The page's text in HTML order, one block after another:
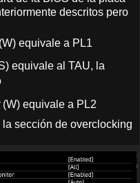
descritos pero
equivale a PL1
equivale al TAU, la
(W) equivale a PL2
sección de overclocking